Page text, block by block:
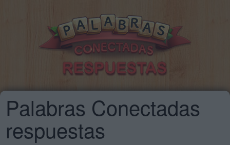
Palabras Conectadas
respuestas